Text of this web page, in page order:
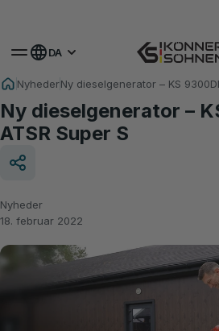
DA
NyhederNy dieselgenerator – KS
Ny dieselgenerator –
ATSR Super S
Nyheder
18. februar 2022